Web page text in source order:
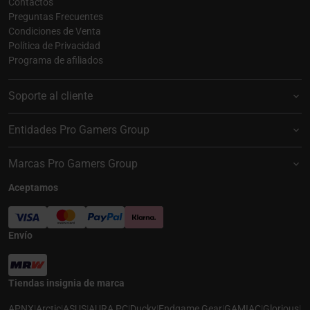
Contactos
Preguntas Frecuentes
Condiciones de Venta
Política de Privacidad
Programa de afiliados
Soporte al cliente
Entidades Pro Gamers Group
Marcas Pro Gamers Group
Aceptamos
Envío
Tiendas insignia de marca